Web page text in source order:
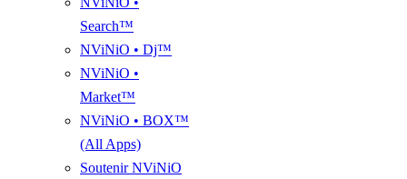
Search™
NViNiO • Dj™
NViNiO •
Market™
NViNiO • BOX™
(All Apps)
Soutenir NViNiO